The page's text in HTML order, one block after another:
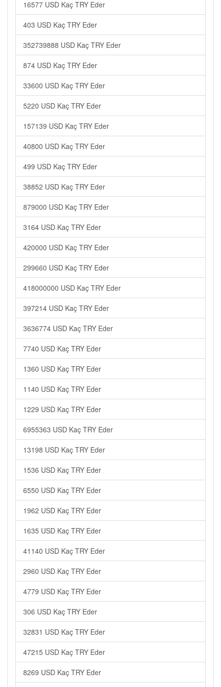
16577 USD Kaç TRY Eder
403 USD Kaç TRY Eder
352739888 USD Kaç TRY Eder
874 USD Kaç TRY Eder
33600 USD Kaç TRY Eder
5220 USD Kaç TRY Eder
157139 USD Kaç TRY Eder
40800 USD Kaç TRY Eder
499 USD Kaç TRY Eder
38852 USD Kaç TRY Eder
879000 USD Kaç TRY Eder
3164 USD Kaç TRY Eder
420000 USD Kaç TRY Eder
299660 USD Kaç TRY Eder
418000000 USD Kaç TRY Eder
397214 USD Kaç TRY Eder
3636774 USD Kaç TRY Eder
7740 USD Kaç TRY Eder
1360 USD Kaç TRY Eder
1140 USD Kaç TRY Eder
1229 USD Kaç TRY Eder
6955363 USD Kaç TRY Eder
13198 USD Kaç TRY Eder
1536 USD Kaç TRY Eder
6550 USD Kaç TRY Eder
1962 USD Kaç TRY Eder
1635 USD Kaç TRY Eder
41140 USD Kaç TRY Eder
2960 USD Kaç TRY Eder
4779 USD Kaç TRY Eder
306 USD Kaç TRY Eder
32831 USD Kaç TRY Eder
47215 USD Kaç TRY Eder
8269 USD Kaç TRY Eder